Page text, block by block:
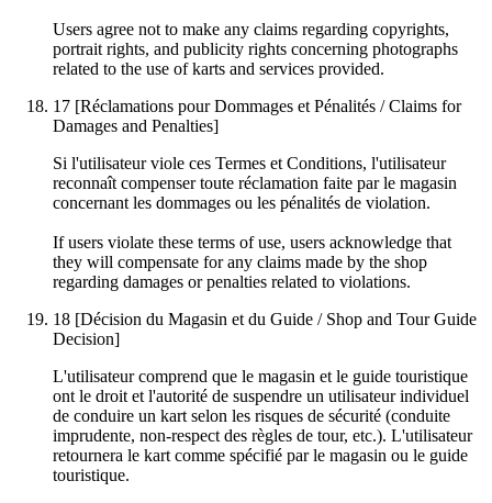
Users agree not to make any claims regarding copyrights,
portrait rights, and publicity rights concerning photographs
related to the use of karts and services provided.
17 [Réclamations pour Dommages et Pénalités / Claims for
Damages and Penalties]
Si l'utilisateur viole ces Termes et Conditions, l'utilisateur
reconnaît compenser toute réclamation faite par le magasin
concernant les dommages ou les pénalités de violation.
If users violate these terms of use, users acknowledge that
they will compensate for any claims made by the shop
regarding damages or penalties related to violations.
18 [Décision du Magasin et du Guide / Shop and Tour Guide
Decision]
L'utilisateur comprend que le magasin et le guide touristique
ont le droit et l'autorité de suspendre un utilisateur individuel
de conduire un kart selon les risques de sécurité (conduite
imprudente, non-respect des règles de tour, etc.). L'utilisateur
retournera le kart comme spécifié par le magasin ou le guide
touristique.